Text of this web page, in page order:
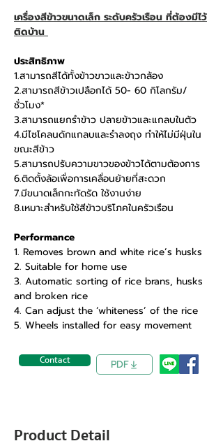
เครื่องสีข้าวขนาดเล็ก ระดับครัวเรือน ที่ต้องมีไว้
ติดบ้าน
ประสิทธิภาพ
1.สามารถสีได้ทั้งข้าวขาวและข้าวกล้อง
2.สามารถสีข้าวเปลือกได้ 50- 60 กิโลกรัม/
ชั่วโมง*
3.สามารถแยกรำข้าว ปลายข้าวและแกลบในตัว
4.มีไซโคลนดักแกลบและรำลงถุง ทำให้ไม่มีฝุ่นใน
ขณะสีข้าว
5.สามารถปรับความขาวของข้าวได้ตามต้องการ
6.ติดตั้งล้อเพื่อการเคลื่อนย้ายที่สะดวก
7.มีขนาดเล็กกะทัดรัด ใช้งานง่าย
8.เหมาะสำหรับใช้สีข้าวบริโภคในครัวเรือน
Performance
1. Removes brown and white rice’s husks
2. Suitable for home use
3. Automatic sorting of rice brans, husks
and broken rice
4. Can adjust the ‘whiteness’ of the rice
5. Wheels installed for easy movement
Contact PDF
Product Detail